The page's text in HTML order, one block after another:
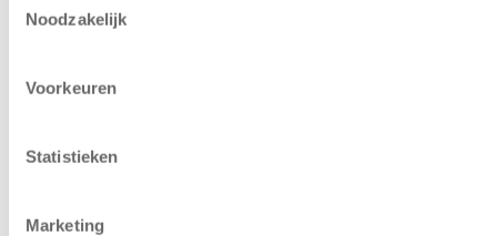
Noodzakelijk
Voorkeuren
Statistieken
Marketing